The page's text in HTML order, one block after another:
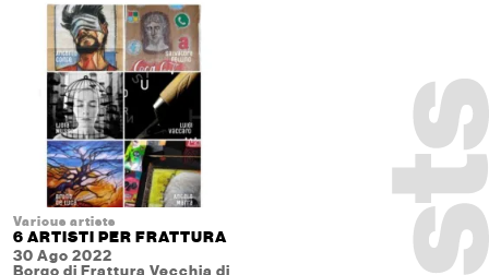
Various artists
6 ARTISTI PER FRATTURA
30 Ago 2022